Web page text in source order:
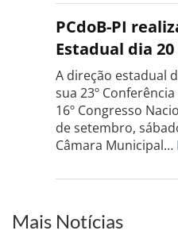
PCdoB-PI
Estadual dia
A direção estadual
sua 23º
16º Congresso
de setembro,
Câmara Municipal…
Mais Notícias